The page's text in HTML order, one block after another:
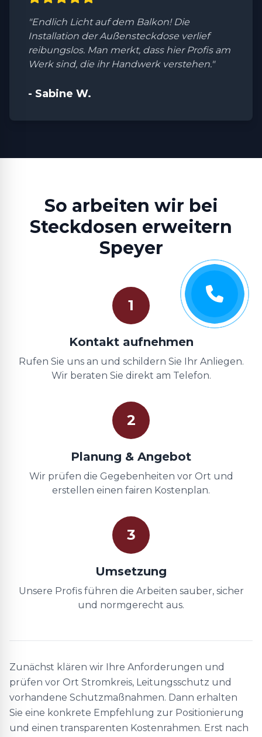
"Endlich Licht auf dem Balkon! Die
Installation der Außensteckdose verlief
reibungslos. Man merkt, dass hier Profis am
Werk sind, die ihr Handwerk verstehen."
- Sabine W.
So arbeiten wir bei
Steckdosen erweitern
Speyer
1
Kontakt aufnehmen
Rufen Sie uns an und schildern Sie Ihr Anliegen.
Wir beraten Sie direkt am Telefon.
2
Planung & Angebot
Wir prüfen die Gegebenheiten vor Ort und
erstellen einen fairen Kostenplan.
3
Umsetzung
Unsere Profis führen die Arbeiten sauber, sicher
und normgerecht aus.
Zunächst klären wir Ihre Anforderungen und
prüfen vor Ort Stromkreis, Leitungsschutz und
vorhandene Schutzmaßnahmen. Dann erhalten
Sie eine konkrete Empfehlung zur Positionierung
und einen transparenten Kostenrahmen. Erst nach